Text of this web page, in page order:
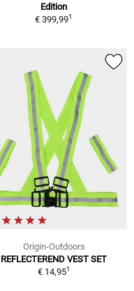
Edition
€ 399,991
Origin-Outdoors
REFLECTEREND VEST SET
€ 14,951